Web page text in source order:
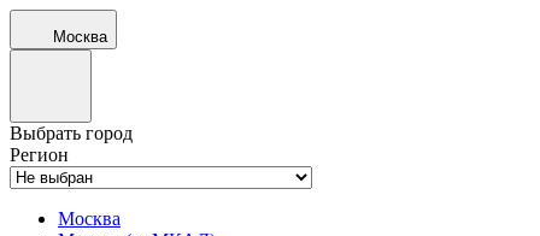
Москва
Выбрать город
Регион
Москва